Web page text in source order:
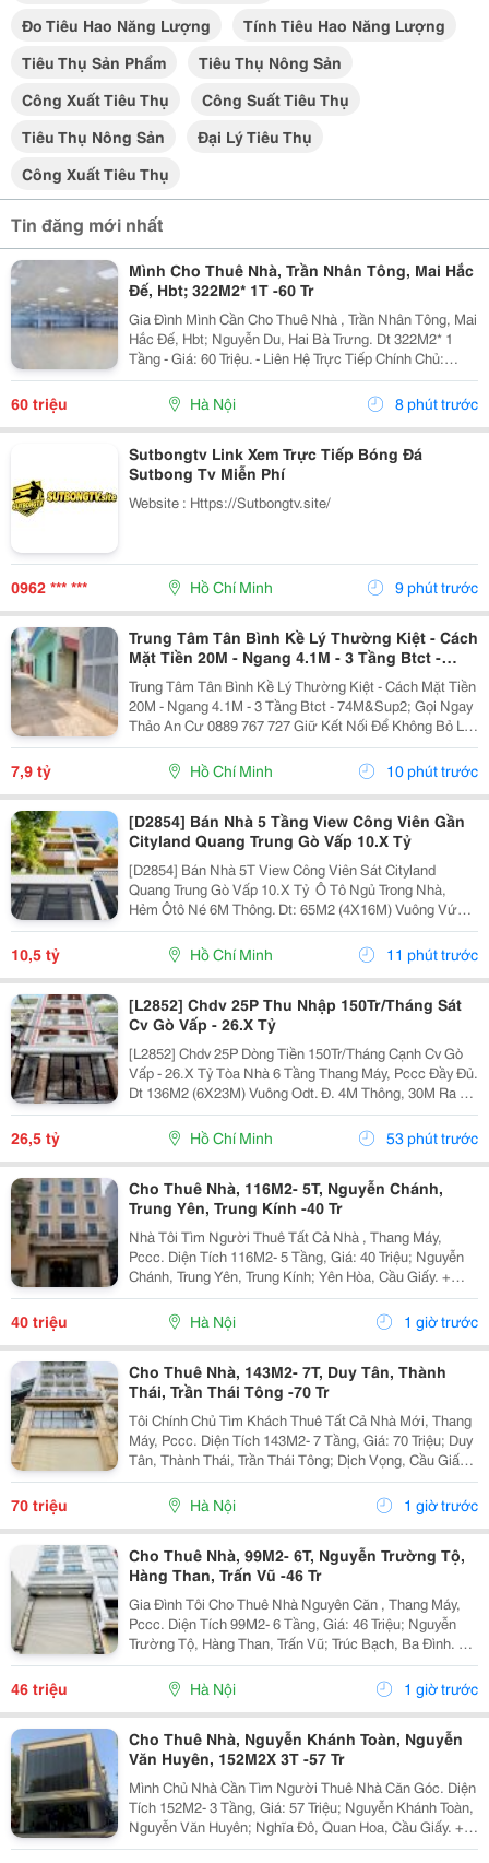
Đo Tiêu Hao Năng Lượng
Tính Tiêu Hao Năng Lượng
Tiêu Thụ Sản Phẩm
Tiêu Thụ Nông Sản
Công Xuất Tiêu Thụ
Công Suất Tiêu Thụ
Tiêu Thụ Nông Sản
Đại Lý Tiêu Thụ
Công Xuất Tiêu Thụ
Tin đăng mới nhất
Mình Cho Thuê Nhà, Trần Nhân Tông, Mai Hắc
Đế, Hbt; 322M2* 1T -60 Tr
Gia Đình Mình Cần Cho Thuê Nhà , Trần Nhân Tông, Mai
Hắc Đế, Hbt; Nguyễn Du, Hai Bà Trưng. Dt 322M2* 1
Tầng - Giá: 60 Triệu. - Liên Hệ Trực Tiếp Chính Chủ:
0942854881 - Vỉa Hè Lớn, Mặt Tiền Rộng, Thoáng. - Vị
Trí Ngay Gần Ngã Ba, Khu Đông Dân Cư,...
60 triệu Hà Nội 8 phút trước
Sutbongtv Link Xem Trực Tiếp Bóng Đá
Sutbong Tv Miễn Phí
Website : Https://Sutbongtv.site/
0962 *** *** Hồ Chí Minh 9 phút trước
Trung Tâm Tân Bình Kề Lý Thường Kiệt - Cách
Mặt Tiền 20M - Ngang 4.1M - 3 Tầng Btct -
74M²
Trung Tâm Tân Bình Kề Lý Thường Kiệt - Cách Mặt Tiền
20M - Ngang 4.1M - 3 Tầng Btct - 74M&Sup2; Gọi Ngay
Thảo An Cư 0889 767 727 Giữ Kết Nối Để Không Bỏ Lỡ
Cơ Hội Sở Hữu Tài Sản Giá Tốt Nhất Khu Vực. Bạn
Mua Nhà Để Tích Sản Lâu Dài?...
7,9 tỷ Hồ Chí Minh 10 phút trước
[D2854] Bán Nhà 5 Tầng View Công Viên Gần
Cityland Quang Trung Gò Vấp 10.X Tỷ
[D2854] Bán Nhà 5T View Công Viên Sát Cityland
Quang Trung Gò Vấp 10.X Tỷ ️ Ô Tô Ngủ Trong Nhà,
Hẻm Ôtô Né 6M Thông. Dt: 65M2 (4X16M) Vuông Vức,
Shr Odt. ️ Trệt, Lửng, 2L, St, 4 P.ngủ 5Tolet, Ở Ngay. V.trí
Đẹp, Cách Quang Trung 50M. ⏩ Gọi Điện...
10,5 tỷ Hồ Chí Minh 11 phút trước
[L2852] Chdv 25P Thu Nhập 150Tr/Tháng Sát
Cv Gò Vấp - 26.X Tỷ
[L2852] Chdv 25P Dòng Tiền 150Tr/Tháng Cạnh Cv Gò
Vấp - 26.X Tỷ Tòa Nhà 6 Tầng Thang Máy, Pccc Đầy Đủ.
Dt 136M2 (6X23M) Vuông Odt. Đ. 4M Thông, 30M Ra An
Nhơn. Thu Nhập 150Tr/Th, Có Thể Nâng 28P. Liên Hệ
Ngay Để Xem Nhà Trực Tiếp!
26,5 tỷ Hồ Chí Minh 53 phút trước
Cho Thuê Nhà, 116M2- 5T, Nguyễn Chánh,
Trung Yên, Trung Kính -40 Tr
Nhà Tôi Tìm Người Thuê Tất Cả Nhà , Thang Máy,
Pccc. Diện Tích 116M2- 5 Tầng, Giá: 40 Triệu; Nguyễn
Chánh, Trung Yên, Trung Kính; Yên Hòa, Cầu Giấy. +
Liên Hệ Trực Tiếp Chủ Nhà: 0945471581 + Vỉa Hè Lớn,
Mặt Tiền Rộng,Thoáng. + Vị Trí Gần Ngay Ngã...
40 triệu Hà Nội 1 giờ trước
Cho Thuê Nhà, 143M2- 7T, Duy Tân, Thành
Thái, Trần Thái Tông -70 Tr
Tôi Chính Chủ Tìm Khách Thuê Tất Cả Nhà Mới, Thang
Máy, Pccc. Diện Tích 143M2- 7 Tầng, Giá: 70 Triệu; Duy
Tân, Thành Thái, Trần Thái Tông; Dịch Vọng, Cầu Giấy.
+ Liên Hệ Trực Tiếp Chủ Nhà: 0988289962 + Vỉa Hè
Lớn, Mặt Tiền Rộng,Thoáng. + Vị Trí Gần...
70 triệu Hà Nội 1 giờ trước
Cho Thuê Nhà, 99M2- 6T, Nguyễn Trường Tộ,
Hàng Than, Trấn Vũ -46 Tr
Gia Đình Tôi Cho Thuê Nhà Nguyên Căn , Thang Máy,
Pccc. Diện Tích 99M2- 6 Tầng, Giá: 46 Triệu; Nguyễn
Trường Tộ, Hàng Than, Trấn Vũ; Trúc Bạch, Ba Đình. +
Liên Hệ Trực Tiếp Chủ Nhà: 0942854881 + Vỉa Hè Lớn,
Mặt Tiền Rộng,Thoáng. + Vị Trí Gần Ngay...
46 triệu Hà Nội 1 giờ trước
Cho Thuê Nhà, Nguyễn Khánh Toàn, Nguyễn
Văn Huyên, 152M2X 3T -57 Tr
Mình Chủ Nhà Cần Tìm Người Thuê Nhà Căn Góc. Diện
Tích 152M2- 3 Tầng, Giá: 57 Triệu; Nguyễn Khánh Toàn,
Nguyễn Văn Huyên; Nghĩa Đô, Quan Hoa, Cầu Giấy. +
Liên Hệ Trực Tiếp Chủ Nhà: 0946507497 + Vỉa Hè Lớn,